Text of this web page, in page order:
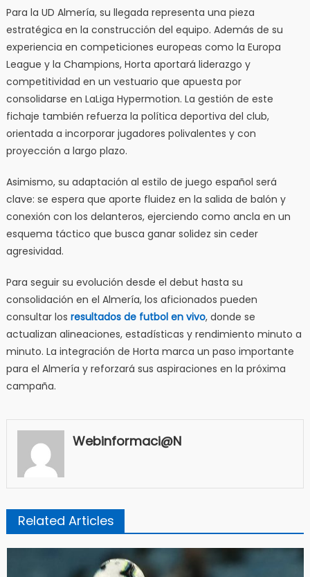
Para la UD Almería, su llegada representa una pieza
estratégica en la construcción del equipo. Además de su
experiencia en competiciones europeas como la Europa
League y la Champions, Horta aportará liderazgo y
competitividad en un vestuario que apuesta por
consolidarse en LaLiga Hypermotion. La gestión de este
fichaje también refuerza la política deportiva del club,
orientada a incorporar jugadores polivalentes y con
proyección a largo plazo.
Asimismo, su adaptación al estilo de juego español será
clave: se espera que aporte fluidez en la salida de balón y
conexión con los delanteros, ejerciendo como ancla en un
esquema táctico que busca ganar solidez sin ceder
agresividad.
Para seguir su evolución desde el debut hasta su
consolidación en el Almería, los aficionados pueden
consultar los resultados de futbol en vivo, donde se
actualizan alineaciones, estadísticas y rendimiento minuto a
minuto. La integración de Horta marca un paso importante
para el Almería y reforzará sus aspiraciones en la próxima
campaña.
Webinformaci@n
Related Articles